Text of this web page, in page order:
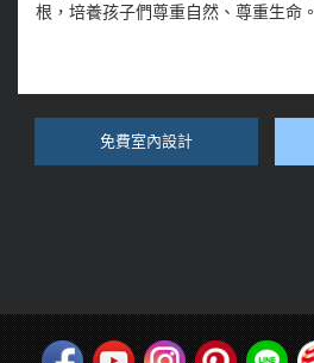
根，培養孩子們尊重自然、尊重生命。
免費室內設計